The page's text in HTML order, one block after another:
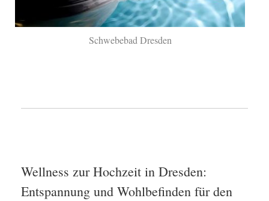
Schwebebad Dresden
Wellness zur Hochzeit in Dresden:
Entspannung und Wohlbefinden für den